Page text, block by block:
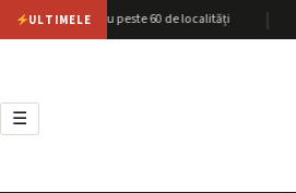
ULTIMELE
Harkov cu peste 60 de localități
☰